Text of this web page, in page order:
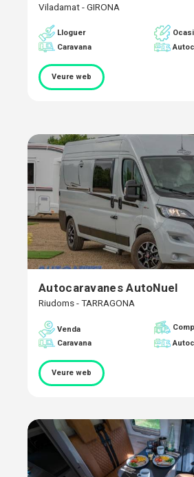
Viladamat - GIRONA
Lloguer
Caravana
Veure web
Autocaravanes AutoNuel
Riudoms - TARRAGONA
Venda
Caravana
Veure web